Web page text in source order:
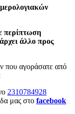
περίπτωση
άλλο προς
που αγοράσατε από
2310784928
μας στο facebook